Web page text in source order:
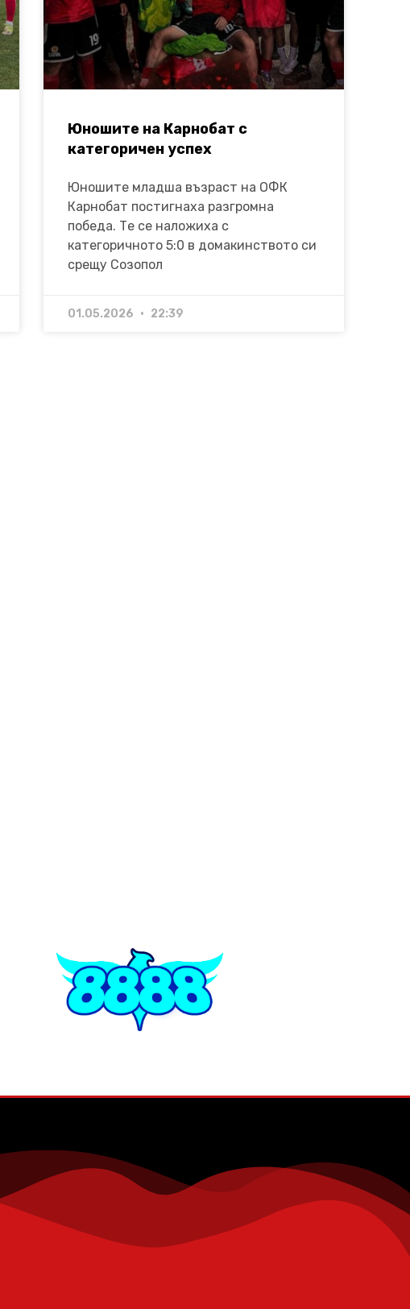
Юношите на Карнобат с
категоричен успех
Юношите младша възраст на ОФК
Карнобат постигнаха разгромна
победа. Те се наложиха с
категоричното 5:0 в домакинството си
срещу Созопол
01.05.2026 22:39